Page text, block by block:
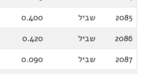
2085
שביל
0.400
2086
שביל
0.420
2087
שביל
0.090